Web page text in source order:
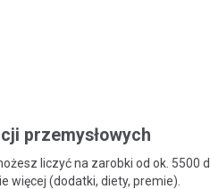
przemysłowych
liczyć na zarobki od ok. 5500
więcej (dodatki, diety, premie).